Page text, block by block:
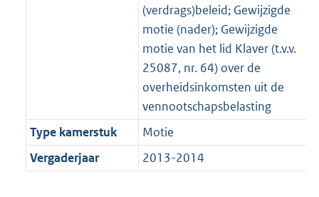
(verdrags)beleid; Gewijzigde
motie (nader); Gewijzigde
motie van het lid Klaver (t.v.v.
25087, nr. 64) over de
overheidsinkomsten uit de
vennootschapsbelasting
Type kamerstuk
Motie
Vergaderjaar
2013-2014